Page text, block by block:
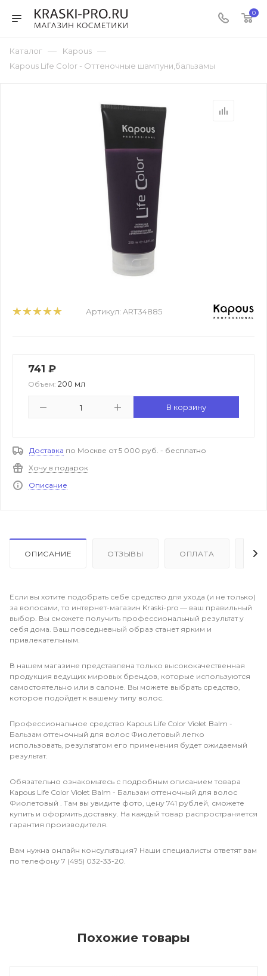
0
Каталог — Kapous —
Kapous Life Color - Оттеночные шампуни,бальзамы
Артикул: ART34885
741 ₽
Объем: 200 мл
В корзину
Доставка по Москве от 5 000 руб. - бесплатно
Хочу в подарок
Описание
ОПИСАНИЕ ОТЗЫВЫ ОПЛАТА
Если вы хотите подобрать себе средство для ухода (и не только)
за волосами, то интернет-магазин Kraski-pro — ваш правильный
выбор. Вы сможете получить профессиональный результат у
себя дома. Ваш повседневный образ станет ярким и
привлекательным.
В нашем магазине представлена только высококачественная
продукция ведущих мировых брендов, которые используются
самостоятельно или в салоне. Вы можете выбрать средство,
которое подойдет к вашему типу волос.
Профессиональное средство Kapous Life Color Violet Balm -
Бальзам оттеночный для волос Фиолетовый легко
использовать, результатом его применения будет ожидаемый
результат.
Обязательно ознакомьтесь с подробным описанием товара
Kapous Life Color Violet Balm - Бальзам оттеночный для волос
Фиолетовый . Там вы увидите фото, цену 741 рублей, сможете
купить и оформить доставку. На каждый товар распространяется
гарантия производителя.
Вам нужна онлайн консультация? Наши специалисты ответят вам
по телефону 7 (495) 032-33-20.
Похожие товары